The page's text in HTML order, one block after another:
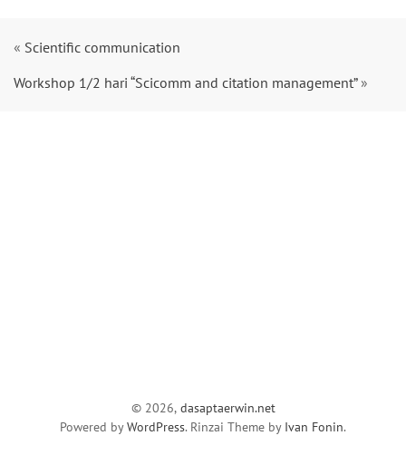
« Scientific communication
Workshop 1/2 hari “Scicomm and citation management”»
© 2026, dasaptaerwin.net
Powered byWordPress. Rinzai Theme by Ivan Fonin.